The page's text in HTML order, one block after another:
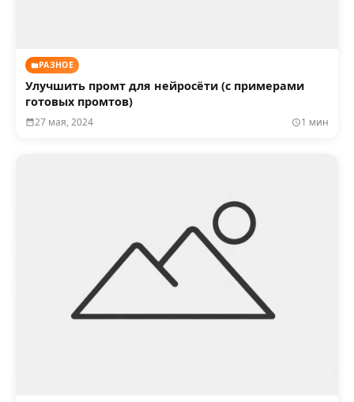
РАЗНОЕ
Улучшить промт для нейросёти (с примерами
готовых промтов)
27 мая, 2024 1 мин